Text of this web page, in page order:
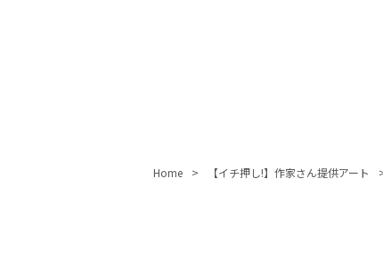
Home 【イチ押し!】作家さん提供アート